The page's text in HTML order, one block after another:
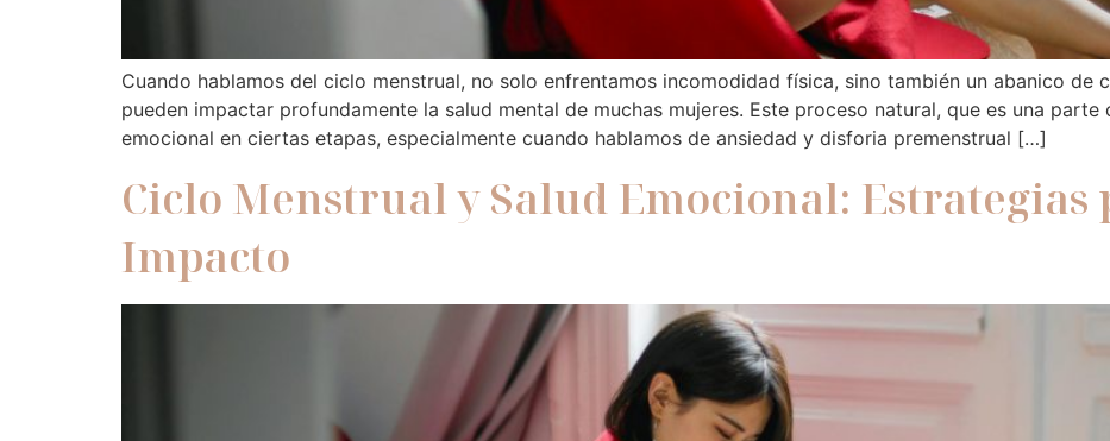
Cuando hablamos del ciclo menstrual, no solo enfrentamos incomodidad física, sino también un abanico de
pueden impactar profundamente la salud mental de muchas mujeres. Este proceso natural, que es una
emocional en ciertas etapas, especialmente cuando hablamos de ansiedad y disforia premenstrual […]
Ciclo Menstrual y Salud Emocional:
Impacto